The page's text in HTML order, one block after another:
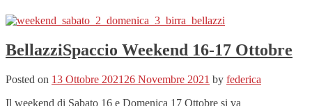
BellazziSpaccio Weekend 16-17 Ottobre
Posted on 13 Ottobre 2021 26 Novembre 2021 by federica
Il weekend di Sabato 16 e Domenica 17 Ottobre si va